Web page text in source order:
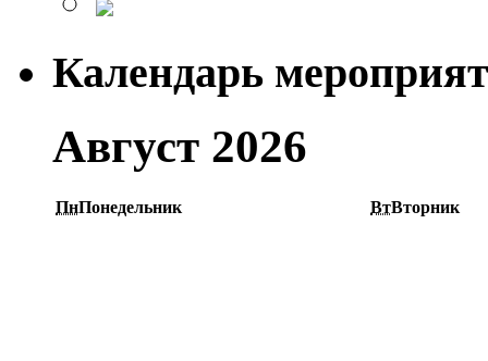
Календарь
Август 2026
ПнПонедельник ВтВторник